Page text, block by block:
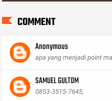
COMMENT
Anonymous
apa yang menjadi point
SAMUEL GULTOM
0853-3515-7645,